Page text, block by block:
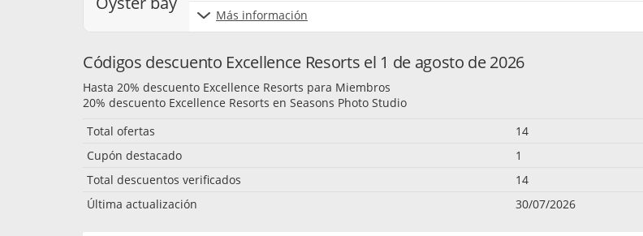
Más información
Códigos descuento Excellence Resorts el 1 de agosto de 2026
Hasta 20% descuento Excellence Resorts para Miembros
20% descuento Excellence Resorts en Seasons Photo Studio
Total ofertas
14
Cupón destacado
1
Total descuentos verificados
14
Última actualización
30/07/2026